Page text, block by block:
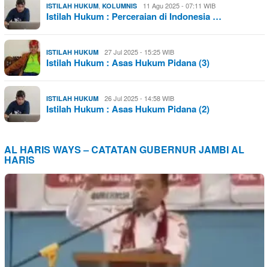
ISTILAH HUKUM, KOLUMNIS 11 Agu 2025 - 07:11 WIB
Istilah Hukum : Perceraian di Indonesia …
ISTILAH HUKUM 27 Jul 2025 - 15:25 WIB
Istilah Hukum : Asas Hukum Pidana (3)
ISTILAH HUKUM 26 Jul 2025 - 14:58 WIB
Istilah Hukum : Asas Hukum Pidana (2)
AL HARIS WAYS – CATATAN GUBERNUR JAMBI AL
HARIS